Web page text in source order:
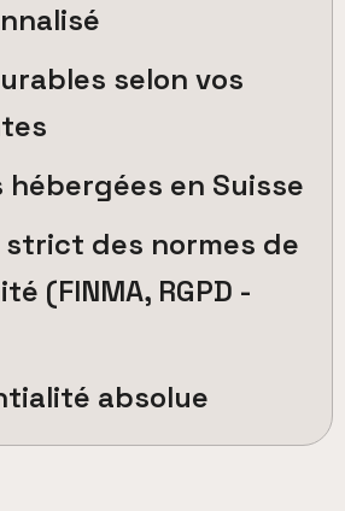
selon vos
hébergées en Suisse
strict des normes de
(FINMA, RGPD -
absolue